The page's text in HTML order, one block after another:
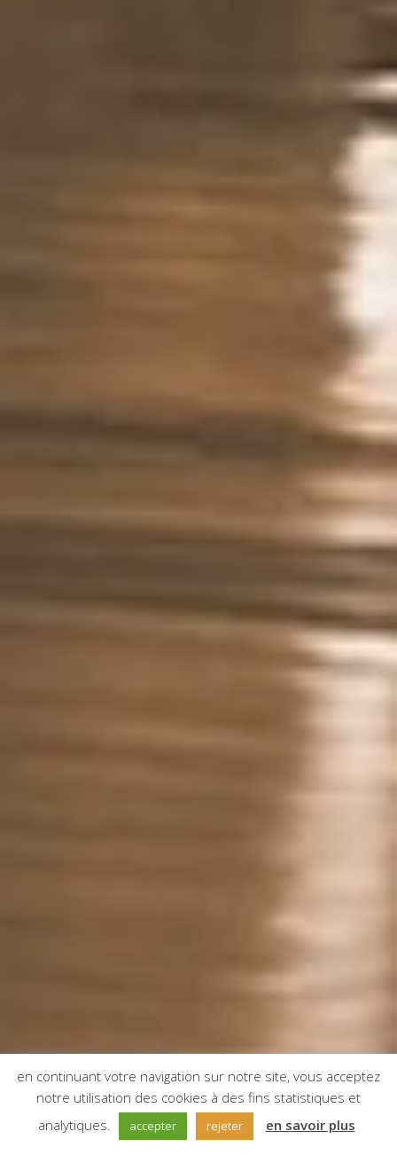
;
en continuant votre navigation sur notre site, vous acceptez
notre utilisation des cookies à des fins statistiques et
analytiques.
accepter rejeter en savoir plus